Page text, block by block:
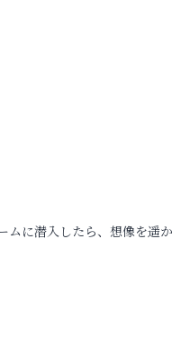
に潜入したら、想像を遥